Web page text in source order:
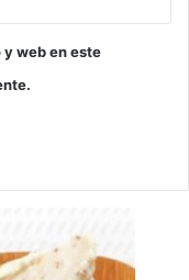
web en este